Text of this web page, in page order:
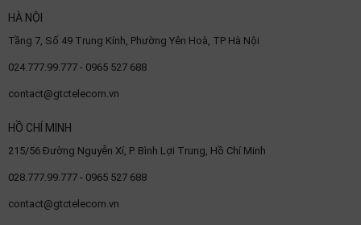
HÀ NỘI
Tầng 7, Số 49 Trung Kính, Phường Yên Hoà, TP Hà Nội
024.777.99.777 - 0965 527 688
contact@gtctelecom.vn
HỒ CHÍ MINH
215/56 Đường Nguyễn Xí, P. Bình Lợi Trung, Hồ Chí Minh
028.777.99.777 - 0965 527 688
contact@gtctelecom.vn